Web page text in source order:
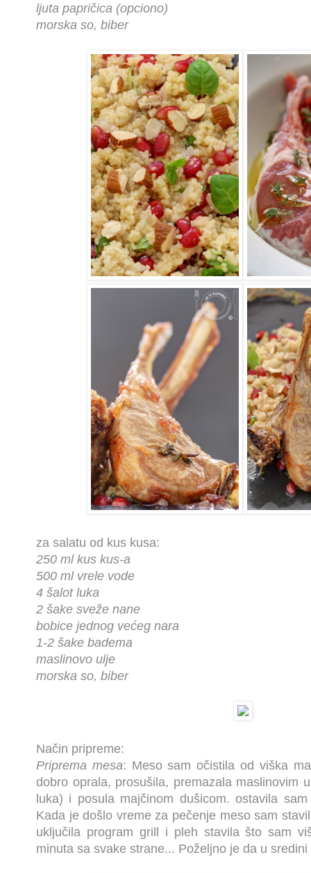
ljuta papričica (opciono)
morska so, biber
za salatu od kus kusa:
250 ml kus kus-a
500 ml vrele vode
4 šalot luka
2 šake sveže nane
bobice jednog većeg nara
1-2 šake badema
maslinovo ulje
morska so, biber
Način pripreme:
Priprema mesa: Meso sam očistila od viška
dobro oprala, prosušila, premazala maslinovim
luka) i posula majčinom dušicom. ostavila
Kada je došlo vreme za pečenje meso sam
uključila program grill i pleh stavila što sam
minuta sa svake strane... Poželjno je da u